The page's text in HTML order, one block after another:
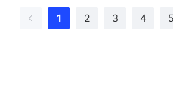
1 2 3 4 5